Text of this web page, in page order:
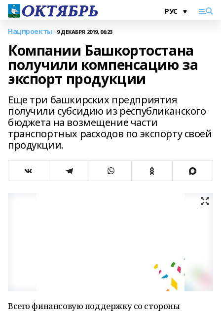
Нацпроекты 9 ДЕКАБРЯ 2019, 06:23
Компании Башкортостана
получили компенсацию за
экспорт продукции
Еще три башкирских предприятия
получили субсидию из республиканского
бюджета на возмещение части
транспортных расходов по экспорту своей
продукции.
Всего финансовую поддержку со стороны